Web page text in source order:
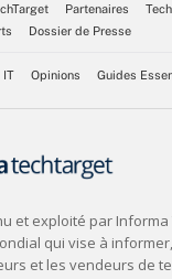
Partenaires
Dossier de Presse
IT Opinions Guides